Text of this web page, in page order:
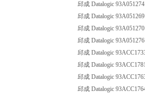
邱成 Datalogic
邱成 Datalogic
邱成 Datalogic
邱成 Datalogic
邱成 Datalogic
邱成 Datalogic
邱成 Datalogic
邱成 Datalogic